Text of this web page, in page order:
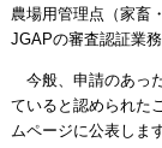
農場用管理点（家畜
JGAPの審査認証業
今般、申請のあっ
ていると認められた
ムページに公表します